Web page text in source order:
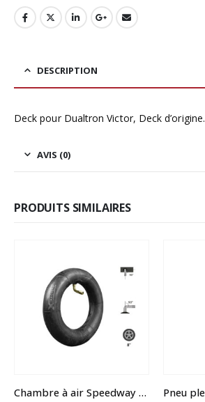
99,00€.89,00€.
DESCRIPTION
Deck pour Dualtron Victor, Deck d’origine.
AVIS (0)
PRODUITS SIMILAIRES
Chambre à air Speedway mini 4